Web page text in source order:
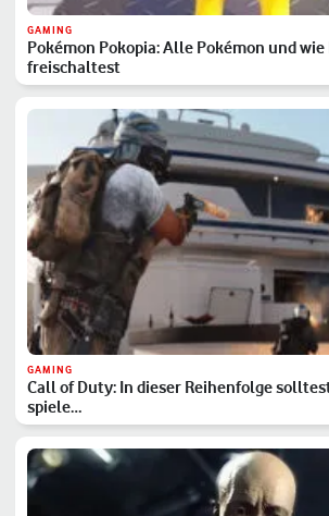
GAMING
Pokémon Pokopia: Alle Pokémon und wie
freischaltest
GAMING
Call of Duty: In dieser Reihenfolge
spiele…